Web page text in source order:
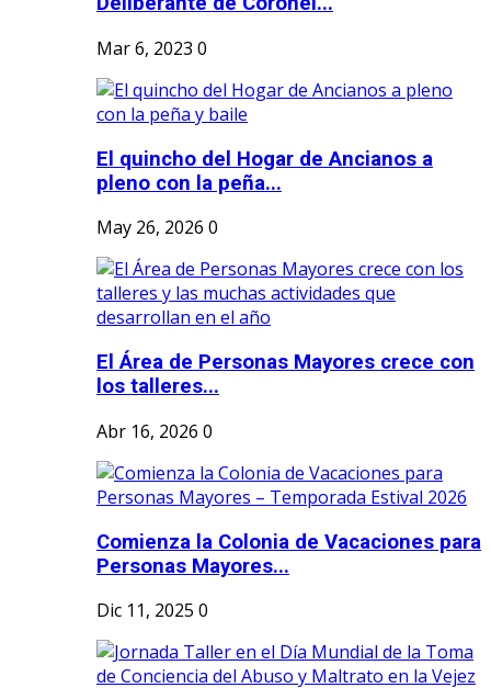
Mar 6, 2023 0
El quincho del Hogar de Ancianos a
pleno con la peña...
May 26, 2026 0
El Área de Personas Mayores crece con
los talleres...
Abr 16, 2026 0
Comienza la Colonia de Vacaciones para
Personas Mayores...
Dic 11, 2025 0